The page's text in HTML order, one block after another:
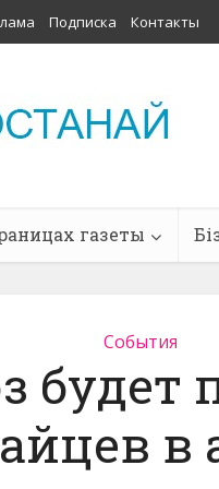
Подписка Контакты
газеты
События
будет
в